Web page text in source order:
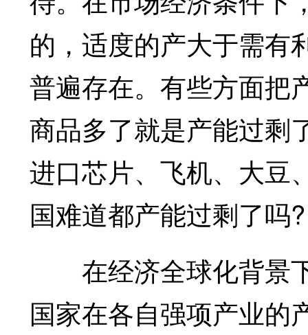
的，适度的产大于需有
普遍存在。有些方面把
商品多了就是产能过剩
进口芯片、飞机、大豆
国难道都产能过剩了吗?
在经济全球化背景
国家在各自强项产业的